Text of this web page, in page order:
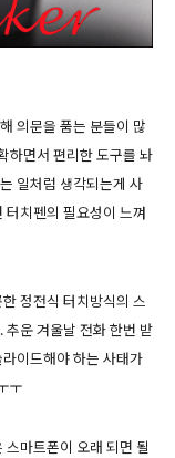
의문을 품는 분들이 많
하면서 편리한 도구를 놔
일처럼 생각되는게 사
터치펜의 필요성이 느껴
정전식 터치방식의 스
추운 겨울날 전화 한번 받
이드해야 하는 사태가
ㅜ
마트폰이 오래 되면 될